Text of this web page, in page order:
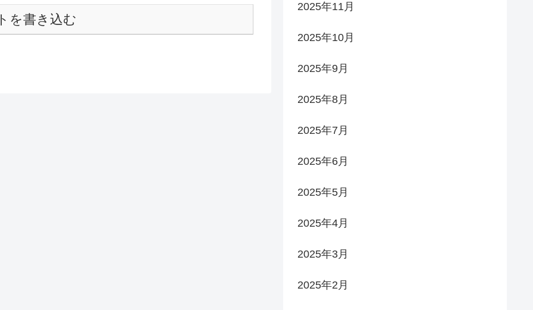
を書き込む
2025年11月
2025年10月
2025年9月
2025年8月
2025年7月
2025年6月
2025年5月
2025年4月
2025年3月
2025年2月